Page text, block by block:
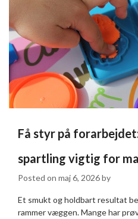
Få styr på
spartling vigtig for
Posted on maj 6, 2026by
Et smukt og holdbart resultat
rammer væggen. Mange har